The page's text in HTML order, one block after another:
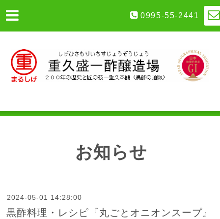
0995-55-2441
お知らせ
2024-05-01 14:28:00
黒酢料理・レシピ『丸ごとオニオンスープ』